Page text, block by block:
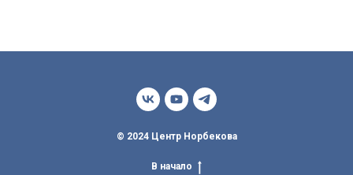
© 2024 Центр Норбекова
В начало